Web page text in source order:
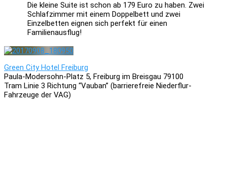
Die kleine Suite ist schon ab 179 Euro zu haben. Zwei
Schlafzimmer mit einem Doppelbett und zwei
Einzelbetten eignen sich perfekt für einen
Familienausflug!
Green City Hotel Freiburg
Paula-Modersohn-Platz 5, Freiburg im Breisgau 79100
Tram Linie 3 Richtung “Vauban” (barrierefreie Niederflur-
Fahrzeuge der VAG)